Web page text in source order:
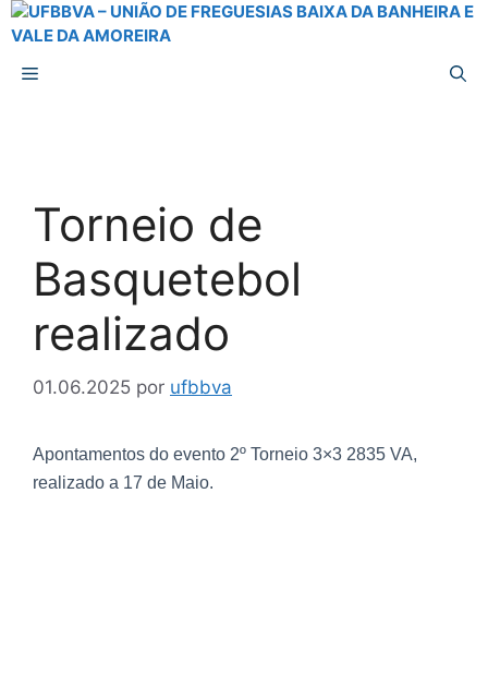
Torneio de
Basquetebol
realizado
01.06.2025 por ufbbva
Apontamentos do evento 2º Torneio 3×3 2835 VA,
realizado a 17 de Maio.